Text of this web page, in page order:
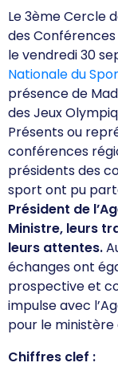
Le 3ème Cercle
des
le vendredi 30
Nationale du
présence de
des Jeux
Présents ou
conférences
présidents des
sport ont pu
Président de
Ministre, leurs
leurs attentes.
échanges ont
prospective et
impulse avec
pour le ministère
Chiffres clef :